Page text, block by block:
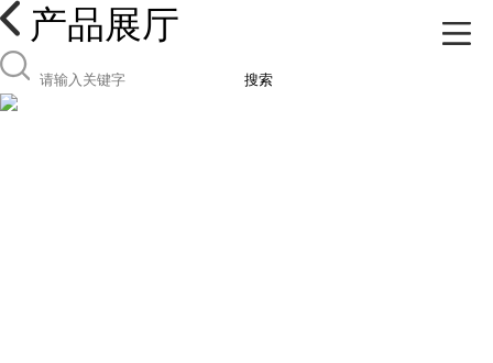
产品展厅
搜索